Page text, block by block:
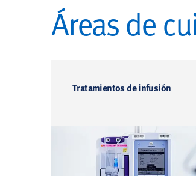
Áreas de
Tratamientos de infusión